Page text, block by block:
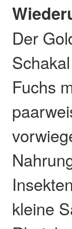
Der
Fuchs
kleine